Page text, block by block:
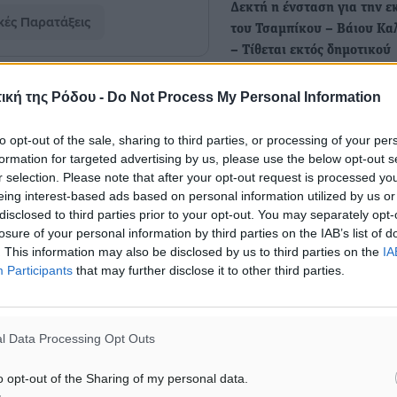
της Ρόδου - Do Not Process My Personal Information
opt-out of the sale, sharing to third parties, or processing of your
for targeted advertising by us, please use the below opt-out
selection. Please note that after your opt-out request is processed
interest-based ads based on personal information utilized by us
to third parties prior to your opt-out. You may separately
of your personal information by third parties on the IAB’s list of
This information may also be disclosed by us to third parties on the
Participants that may further disclose it to other third parties.
Data Processing Opt Outs
opt-out of the Sharing of my personal data.
Παρατάξεις
αναζήτησης
μας στο Google News ★ ↗
Δεκτή η ένσταση για την
του Τσαμπίκου – Βάιου
– Τίθεται εκτός δημοτικού
Με την υπ' αρίθμ. 147/2024
ώρα το…
ΕΠΙΣΗΣ
ανακαινισμένο δημοτικό
Οι συναντήσεις που είχε